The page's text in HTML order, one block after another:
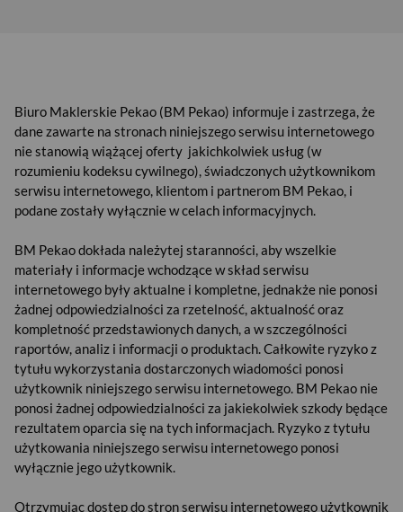
Biuro Maklerskie Pekao (BM Pekao) informuje i zastrzega, że
dane zawarte na stronach niniejszego serwisu internetowego
nie stanowią wiążącej oferty jakichkolwiek usług (w
rozumieniu kodeksu cywilnego), świadczonych użytkownikom
serwisu internetowego, klientom i partnerom BM Pekao, i
podane zostały wyłącznie w celach informacyjnych.
BM Pekao dokłada należytej staranności, aby wszelkie
materiały i informacje wchodzące w skład serwisu
internetowego były aktualne i kompletne, jednakże nie ponosi
żadnej odpowiedzialności za rzetelność, aktualność oraz
kompletność przedstawionych danych, a w szczególności
raportów, analiz i informacji o produktach. Całkowite ryzyko z
tytułu wykorzystania dostarczonych wiadomości ponosi
użytkownik niniejszego serwisu internetowego. BM Pekao nie
ponosi żadnej odpowiedzialności za jakiekolwiek szkody będące
rezultatem oparcia się na tych informacjach. Ryzyko z tytułu
użytkowania niniejszego serwisu internetowego ponosi
wyłącznie jego użytkownik.
Otrzymując dostęp do stron serwisu internetowego użytkownik